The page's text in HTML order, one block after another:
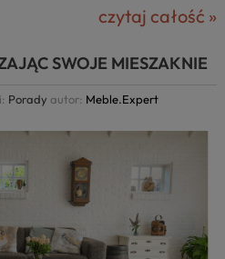
czytaj całość »
SWOJE MIESZAKNIE
Porady autor: Meble.Expert